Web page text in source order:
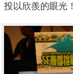
投以欣羨的眼光！